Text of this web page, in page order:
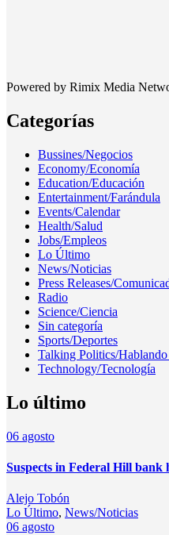
Powered by Rimix Media
Categorías
Bussines/Negocios
Economy/Economía
Education/Educación
Entertainment/Farándula
Events/Calendar
Health/Salud
Jobs/Empleos
Lo Último
News/Noticias
Press Releases/
Radio
Science/Ciencia
Sin categoría
Sports/Deportes
Talking Politics/
Technology/Tecnología
Lo último
06 agosto
Suspects in Federal Hill bank
Alejo Tobón
Lo Último, News/Noticias
06 agosto